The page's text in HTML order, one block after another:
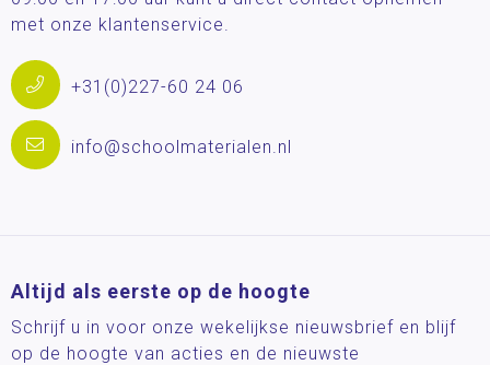
met onze klantenservice.
+31(0)227-60 24 06
info@schoolmaterialen.nl
Altijd als eerste op de hoogte
Schrijf u in voor onze wekelijkse nieuwsbrief en blijf
op de hoogte van acties en de nieuwste